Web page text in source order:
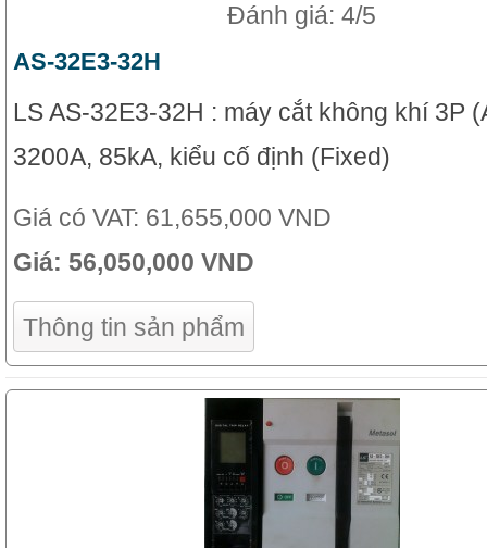
Đánh giá: 4/5
AS-32E3-32H
LS AS-32E3-32H : máy cắt không khí 3P
3200A, 85kA, kiểu cố định (Fixed)
Giá có VAT: 61,655,000 VND
Giá: 56,050,000 VND
Thông tin sản phẩm